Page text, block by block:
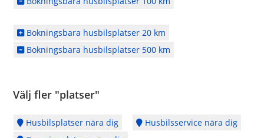
Bokningsbara husbilsplatser 20 km
Bokningsbara husbilsplatser 500 km
Välj fler "platser"
Husbilsplatser nära dig
Husbilsservice nära dig